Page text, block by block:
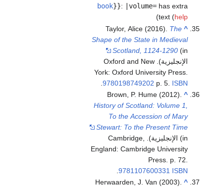
book}}: |volume= has extra
text (help
)
^
Taylor, Alice (2016). The
Shape of the State in Medieval
Scotland, 1124-1290 (in
الإنجليزية). Oxford and New
York: Oxford University Press.
p. 5. ISBN
9780198749202
.
^
Brown, P. Hume (2012).
History of Scotland: Volume 1,
To the Accession of Mary
Stewart: To the Present Time
(in الإنجليزية). Cambridge,
England: Cambridge University
Press. p. 72.
ISBN
9781107600331
.
^
Herwaarden, J. Van (2003).